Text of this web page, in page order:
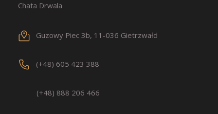
Chata Drwala
Guzowy Piec 3b, 11-036 Gietrzwałd
(+48) 605 423 388
(+48) 888 206 466